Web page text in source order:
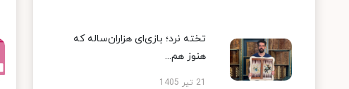
تخته نرد؛ بازی‌ای هزاران‌ساله که
هنوز هم...
21 تیر 1405